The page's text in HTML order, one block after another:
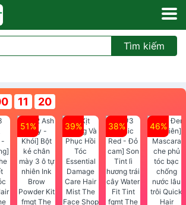
Tìm kiếm
11 19
51% 39% 38% 46%